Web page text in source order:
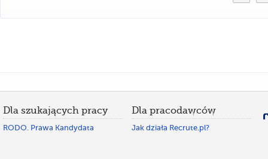
Dla szukających pracy
RODO. Prawa Kandydata
Dla pracodawców
Jak działa Recrute.pl?